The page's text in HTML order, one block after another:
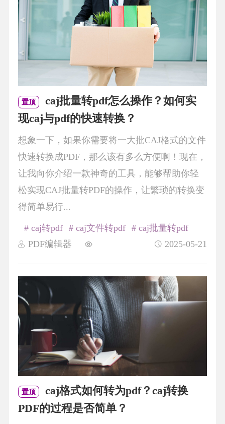
置顶
caj批量转pdf怎么操作？如何实
现caj与pdf的快速转换？
想象一下，如果你需要将一大批CAJ格式的文件
快速转换成PDF，那么该有多么方便啊！现在，
让我向你介绍一款神奇的工具，能够帮助你轻
松实现CAJ批量转PDF的操作，让繁琐的转换变
得简单易行...
PDF编辑器 2025-05-21
# caj转pdf # caj文件转pdf # caj批量转pdf
置顶
caj格式如何转为pdf？caj转换
PDF的过程是否简单？